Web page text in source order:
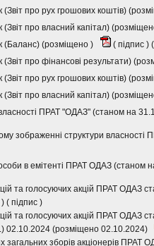
(Звіт про рух грошових коштів)
(Звіт про власний капітал)
(Баланс) (розміщено )
( підпис ) (
(Звіт про фінансові результати)
(Звіт про рух грошових коштів)
(Звіт про власний капітал)
ПРАТ "ОДАЗ" (станом на
зображенні структури
особи в емітенті ПРАТ ОДАЗ (станом
та голосуючих акцій ПРАТ ОДАЗ
) ( підпис )
та голосуючих акцій ПРАТ ОДАЗ
02.10.2024 (розміщено 02.10.2024)
загальних зборів акціонерів